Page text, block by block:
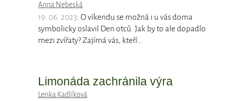
Anna Nebeská
19. 06. 2023: O víkendu se možná i u vás doma
symbolicky oslavil Den otců. Jak by to ale dopadlo
mezi zvířaty? Zajímá vás, kteří…
Limonáda zachránila výra
Lenka Kadlíková